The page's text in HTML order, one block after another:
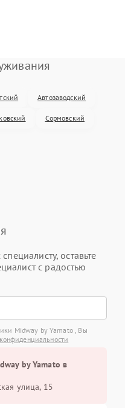
Автозаводский
Сормовский
оставьте
с радостью
Midway by Yamato , Вы
by Yamato в
улица, 15